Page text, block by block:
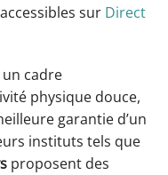
sur Direct
cadre
physique douce,
garantie d’un
instituts tels que
proposent des